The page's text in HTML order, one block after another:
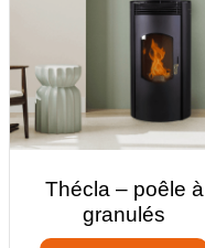
Thécla – poêle à
granulés